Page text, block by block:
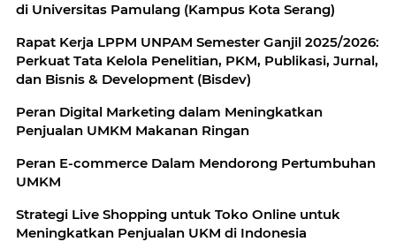
di Universitas Pamulang (Kampus Kota Serang)
Rapat Kerja LPPM UNPAM Semester Ganjil 2025/2026:
Perkuat Tata Kelola Penelitian, PKM, Publikasi, Jurnal,
dan Bisnis & Development (Bisdev)
Peran Digital Marketing dalam Meningkatkan
Penjualan UMKM Makanan Ringan
Peran E-commerce Dalam Mendorong Pertumbuhan
UMKM
Strategi Live Shopping untuk Toko Online untuk
Meningkatkan Penjualan UKM di Indonesia